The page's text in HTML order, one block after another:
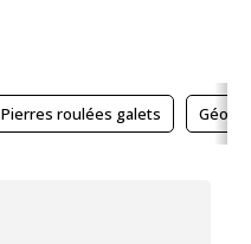
Pierres roulées galets